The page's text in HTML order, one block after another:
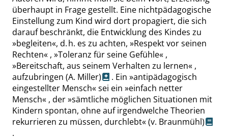
überhaupt in Frage gestellt. Eine nichtpädagogische
Einstellung zum Kind wird dort propagiert, die sich
darauf beschränkt, die Entwicklung des Kindes zu
»begleiten«, d. h. es zu achten, »Respekt vor seinen
Rechten« , »Toleranz für seine Gefühle« ,
»Bereitschaft, aus seinem Verhalten zu lernen« ,
aufzubringen (A. Miller) . Ein »antipädagogisch
eingestellter Mensch«sei ein »einfach netter
Mensch« , der»sämtliche möglichen Situationen mit
Kindern spontan, ohne auf irgendwelche Theorien
rekurrieren zu müssen, durchlebt«(v. Braunmühl)
.